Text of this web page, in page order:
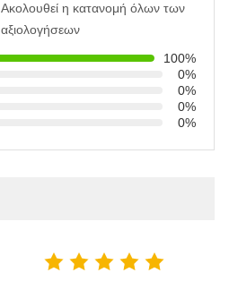
Ακολουθεί η κατανομή όλων των
αξιολογήσεων
100%
0%
0%
0%
0%